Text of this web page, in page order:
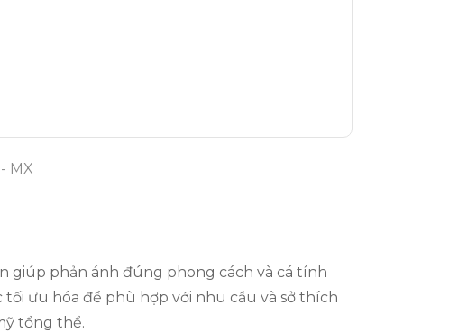
MX
giúp phản ánh đúng phong cách và cá tính
ưu hóa để phù hợp với nhu cầu và sở thích
tổng thể.